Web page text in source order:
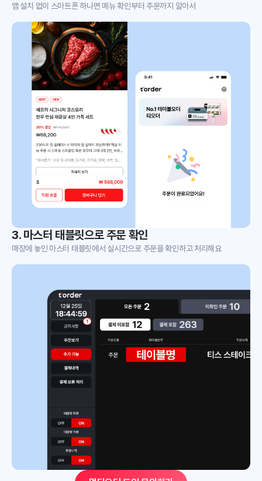
앱 설치 없이 스마트폰 하나면 메뉴 확인부터 주문까지 알아서
3. 마스터 태블릿으로 주문 확인
매장에 놓인 마스터 태블릿에서 실시간으로 주문을 확인하고 처리해요